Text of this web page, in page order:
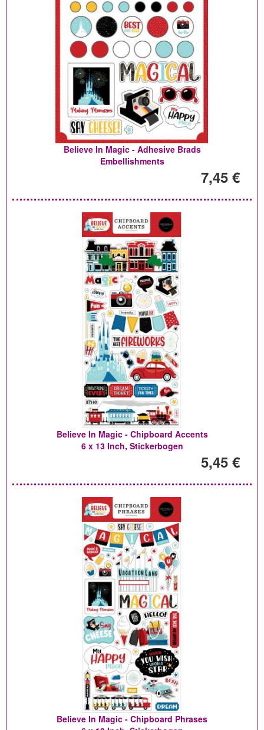
Believe In Magic - Adhesive Brads
Embellishments
7,45 €
Believe In Magic - Chipboard Accents
6 x 13 Inch, Stickerbogen
5,45 €
Believe In Magic - Chipboard Phrases